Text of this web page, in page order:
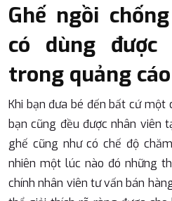
Ghế ngồi
có dùng được
trong quảng
Khi bạn đưa bé đến bất cứ một
bạn cũng đều được nhân viên
ghế cũng như có chế độ
nhiên một lúc nào đó những
chính nhân viên tư vấn bán